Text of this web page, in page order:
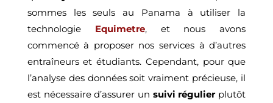
sommes les seuls au Panama à utiliser la
technologie Equimetre, et nous avons
commencé à proposer nos services à d’autres
entraîneurs et étudiants. Cependant, pour que
l’analyse des données soit vraiment précieuse, il
est nécessaire d’assurer un suivi régulierplutôt